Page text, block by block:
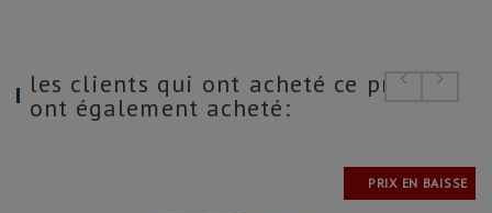
les clients qui ont acheté ce produit
ont également acheté:
PRIX EN BAISSE